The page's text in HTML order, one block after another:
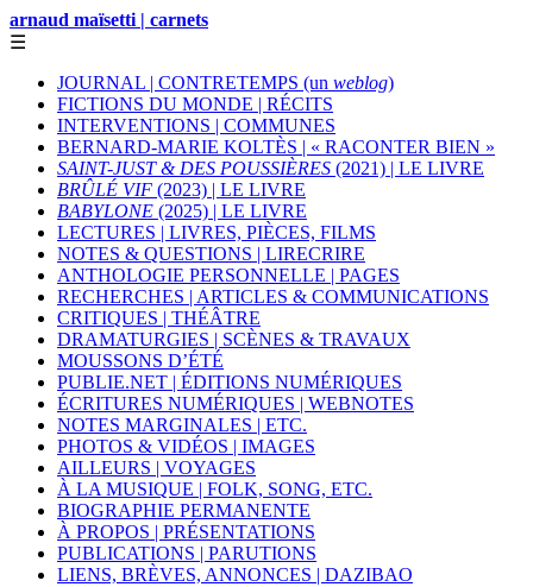
arnaud maïsetti | carnets
☰
JOURNAL | CONTRETEMPS (un weblog)
FICTIONS DU MONDE | RÉCITS
INTERVENTIONS | COMMUNES
BERNARD-MARIE KOLTÈS | « RACONTER BIEN »
SAINT-JUST & DES POUSSIÈRES (2021) | LE LIVRE
BRÛLÉ VIF (2023) | LE LIVRE
BABYLONE (2025) | LE LIVRE
LECTURES | LIVRES, PIÈCES, FILMS
NOTES & QUESTIONS | LIRECRIRE
ANTHOLOGIE PERSONNELLE | PAGES
RECHERCHES | ARTICLES & COMMUNICATIONS
CRITIQUES | THÉÂTRE
DRAMATURGIES | SCÈNES & TRAVAUX
MOUSSONS D’ÉTÉ
PUBLIE.NET | ÉDITIONS NUMÉRIQUES
ÉCRITURES NUMÉRIQUES | WEBNOTES
NOTES MARGINALES | ETC.
PHOTOS & VIDÉOS | IMAGES
AILLEURS | VOYAGES
À LA MUSIQUE | FOLK, SONG, ETC.
BIOGRAPHIE PERMANENTE
À PROPOS | PRÉSENTATIONS
PUBLICATIONS | PARUTIONS
LIENS, BRÈVES, ANNONCES | DAZIBAO